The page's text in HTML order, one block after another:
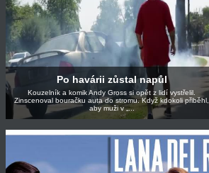
Po havárii zůstal napůl
Kouzelník a komik Andy Gross si opět z lidí vystřelil.
Zinscenoval bouračku auta do stromu. Když kdokoli přiběhl,
aby muži v „...